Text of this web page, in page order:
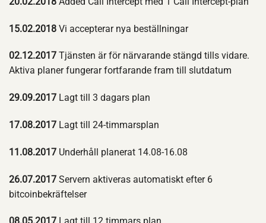
15.02.2018 Vi accepterar nya beställningar
02.12.2017 Tjänsten är för närvarande stängd tills vidare.
Aktiva planer fungerar fortfarande fram till slutdatum
29.09.2017 Lagt till 3 dagars plan
17.08.2017 Lagt till 24-timmarsplan
11.08.2017 Underhåll planerat 14.08-16.08
26.07.2017 Servern aktiveras automatiskt efter 6
bitcoinbekräftelser